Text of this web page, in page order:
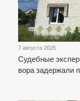
7 августа 2026
Судебные
вора задержали